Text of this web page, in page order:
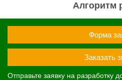
Алгоритм
Форма
Заказать
Отправьте заявку на разработку